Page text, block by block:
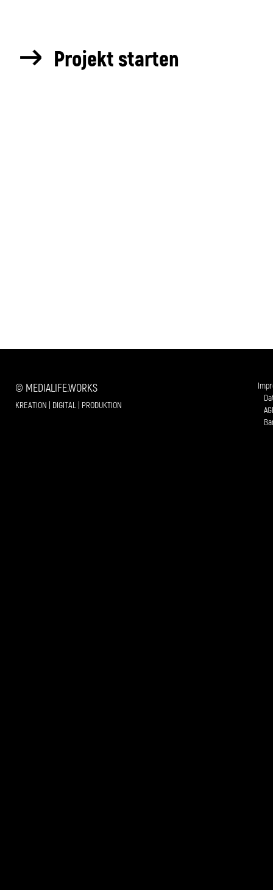
Projekt starten
© MEDIALIFE.WORKS
KREATION | DIGITAL | PRODUKTION